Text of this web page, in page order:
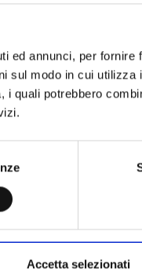
ed annunci, per
sul modo in cui
quali potrebbero
Accetta selezionati
- SAINT
Mostra tutto